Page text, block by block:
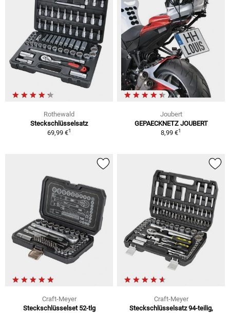
Rothewald
Steckschlüsselsatz
69,99 €1
Joubert
GEPAECKNETZ JOUBERT
8,99 €1
Craft-Meyer
Steckschlüsselset 52-tlg
Craft-Meyer
Steckschlüsselsatz 94-teilig,